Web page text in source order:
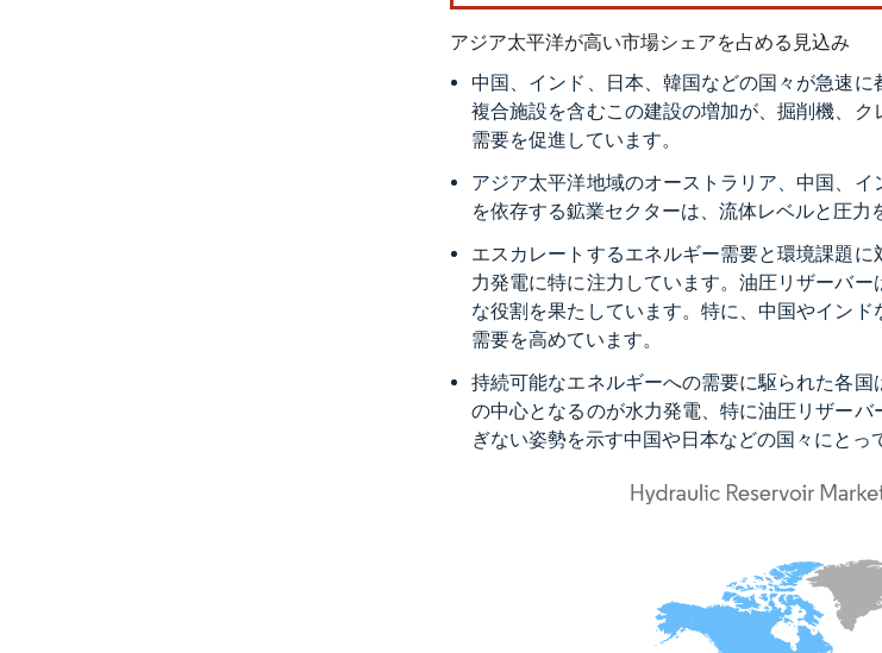
アジア太平洋が高い市場シェアを占める見込み
中国、インド、日本、韓国などの国々が急速
複合施設を含むこの建設の増加が、掘削機、
需要を促進しています。
アジア太平洋地域のオーストラリア、中国、
を依存する鉱業セクターは、流体レベルと圧力
エスカレートするエネルギー需要と環境課題
力発電に特に注力しています。油圧リザーバ
な役割を果たしています。特に、中国やイン
需要を高めています。
持続可能なエネルギーへの需要に駆られた各
の中心となるのが水力発電、特に油圧リザー
ぎない姿勢を示す中国や日本などの国々にとっ